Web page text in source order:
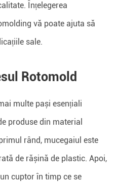
Înțelegerea
vă poate ajuta să
sale.
Rotomold
multe pași esențiali
produse din material
rând, mucegaiul este
de rășină de plastic. Apoi,
cuptor în timp ce se